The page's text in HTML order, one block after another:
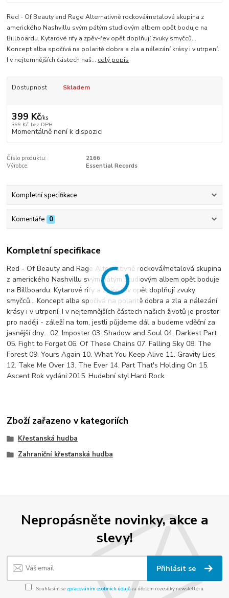
Red - Of Beauty and Rage Alternativně rocková/metalová skupina z
amerického Nashvillu svým pátým studiovým albem opět boduje na
Billboardu. Kytarové rify a zpěv-řev opět doplňují zvuky smyčců...
Koncept alba spočívá na polaritě dobra a zla a nálezání krásy i v utrpení.
I v nejtemnějších částech naš... celý popis
Dostupnost Skladem
399 Kč/ks
399 Kč bez DPH
Momentálně není k dispozici
Číslo produktu:
2166
Výrobce:
Essential Records
Kompletní specifikace
Komentáře 0
Kompletní specifikace
Red - Of Beauty and Rage Alternativně rocková/metalová skupina
z amerického Nashvillu svým pátým studiovým albem opět boduje
na Billboardu. Kytarové rify a zpěv-řev opět doplňují zvuky
smyčců... Koncept alba spočívá na polaritě dobra a zla a nálezání
krásy i v utrpení. I v nejtemnějších částech našich životů je prostor
pro naději - záleží na tom, jestli půjdeme dál a budeme vděční za
jasnější dny... 02. Imposter 03. Shadow and Soul 04. Darkest Part
05. Fight to Forget 06. Of These Chains 07. Falling Sky 08. The
Forest 09. Yours Again 10. What You Keep Alive 11. Gravity Lies
12. Take Me Over 13. The Ever 14. Part That's Holding On 15.
Ascent Rok vydáni:2015. Hudební styl:Hard Rock
Zboží zařazeno v kategoriích
Křesťanská hudba
Zahraniční křesťanská hudba
Nepropásněte novinky, akce a
slevy!
Přihlásit se
Souhlasím se zpracováním osobních údajůza účelem rozesílky newsletteru.